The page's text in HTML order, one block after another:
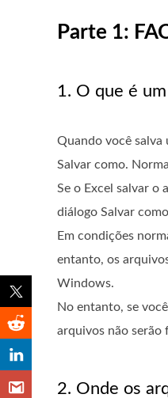
Parte 1:
1. O que é
Quando você salva
Salvar como.
Se o Excel salvar o
diálogo Salvar
Em condições
entanto, os
Windows.
No entanto, se
arquivos não serão
2. Onde os